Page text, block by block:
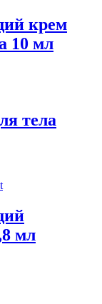
крем
10 мл
тела
мл